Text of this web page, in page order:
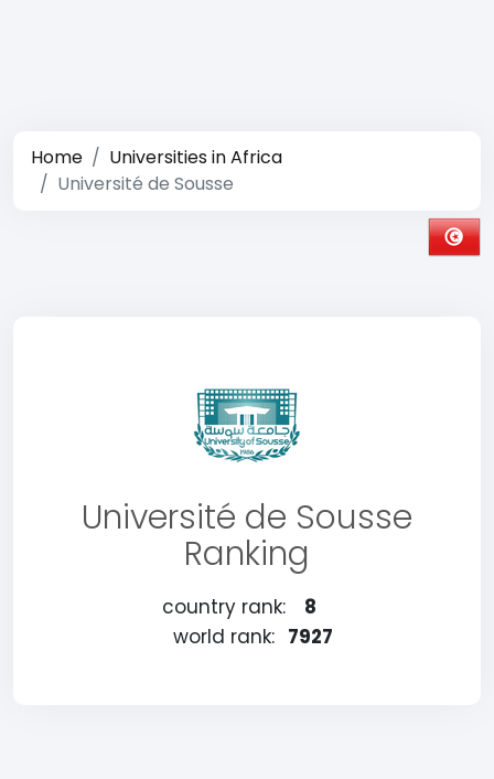
Home
Universities in Africa
Université de Sousse
Université de Sousse
Ranking
country rank:
8
world rank: 7927